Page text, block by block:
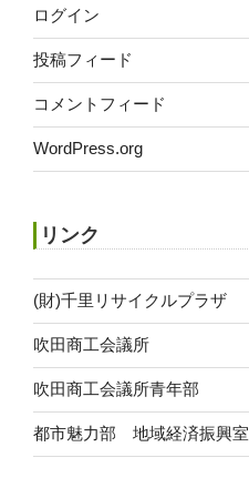
ログイン
投稿フィード
コメントフィード
WordPress.org
リンク
(財)千里リサイクルプラザ
吹田商工会議所
吹田商工会議所青年部
都市魅力部 地域経済振興室